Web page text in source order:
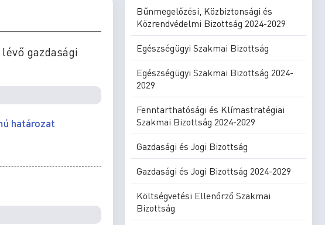
gazdasági
határozat
Bűnmegelőzési, Közbiztonsági és
Közrendvédelmi Bizottság 2024-2029
Egészségügyi Szakmai Bizottság
Egészségügyi Szakmai Bizottság 2024-
2029
Fenntarthatósági és Klímastratégiai
Szakmai Bizottság 2024-2029
Gazdasági és Jogi Bizottság
Gazdasági és Jogi Bizottság 2024-2029
Költségvetési Ellenőrző Szakmai
Bizottság